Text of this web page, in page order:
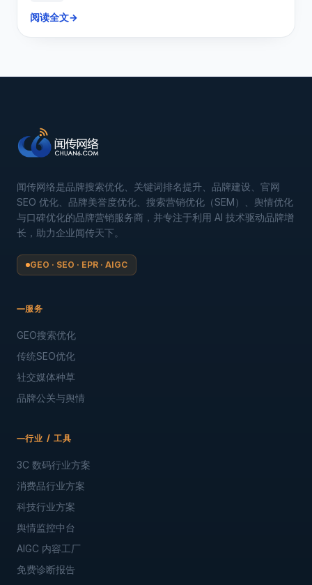
阅读全文→
闻传网络是品牌搜索优化、关键词排名提升、品牌建设、官网
SEO 优化、品牌美誉度优化、搜索营销优化（SEM）、舆情优化
与口碑优化的品牌营销服务商，并专注于利用 AI 技术驱动品牌增
长，助力企业闻传天下。
GEO · SEO · EPR · AIGC
服务
GEO搜索优化
传统SEO优化
社交媒体种草
品牌公关与舆情
行业 / 工具
3C 数码行业方案
消费品行业方案
科技行业方案
舆情监控中台
AIGC 内容工厂
免费诊断报告